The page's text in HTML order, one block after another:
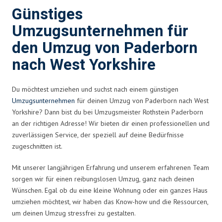
Günstiges
Umzugsunternehmen für
den Umzug von Paderborn
nach West Yorkshire
Du möchtest umziehen und suchst nach einem günstigen
Umzugsunternehmen für deinen Umzug von Paderborn nach West
Yorkshire? Dann bist du bei Umzugsmeister Rothstein Paderborn
an der richtigen Adresse! Wir bieten dir einen professionellen und
zuverlässigen Service, der speziell auf deine Bedürfnisse
zugeschnitten ist.
Mit unserer langjährigen Erfahrung und unserem erfahrenen Team
sorgen wir für einen reibungslosen Umzug, ganz nach deinen
Wünschen. Egal ob du eine kleine Wohnung oder ein ganzes Haus
umziehen möchtest, wir haben das Know-how und die Ressourcen,
um deinen Umzug stressfrei zu gestalten.